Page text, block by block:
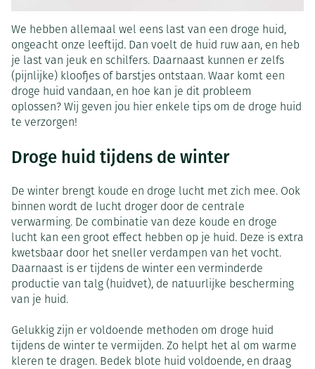
We hebben allemaal wel eens last van een droge huid,
ongeacht onze leeftijd. Dan voelt de huid ruw aan, en heb
je last van jeuk en schilfers. Daarnaast kunnen er zelfs
(pijnlijke) kloofjes of barstjes ontstaan. Waar komt een
droge huid vandaan, en hoe kan je dit probleem
oplossen? Wij geven jou hier enkele tips om de droge huid
te verzorgen!
Droge huid tijdens de winter
De winter brengt koude en droge lucht met zich mee. Ook
binnen wordt de lucht droger door de centrale
verwarming. De combinatie van deze koude en droge
lucht kan een groot effect hebben op je huid. Deze is extra
kwetsbaar door het sneller verdampen van het vocht.
Daarnaast is er tijdens de winter een verminderde
productie van talg (huidvet), de natuurlijke bescherming
van je huid.
Gelukkig zijn er voldoende methoden om droge huid
tijdens de winter te vermijden. Zo helpt het al om warme
kleren te dragen. Bedek blote huid voldoende, en draag